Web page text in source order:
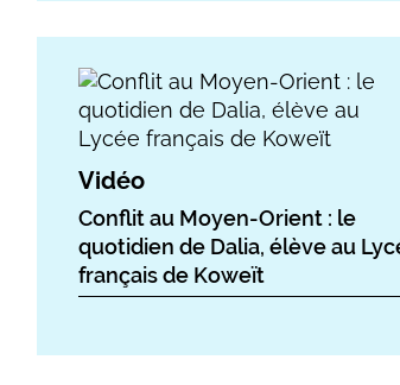
Vidéo
Conflit au Moyen-Orient : le
quotidien de Dalia, élève au
français de Koweït